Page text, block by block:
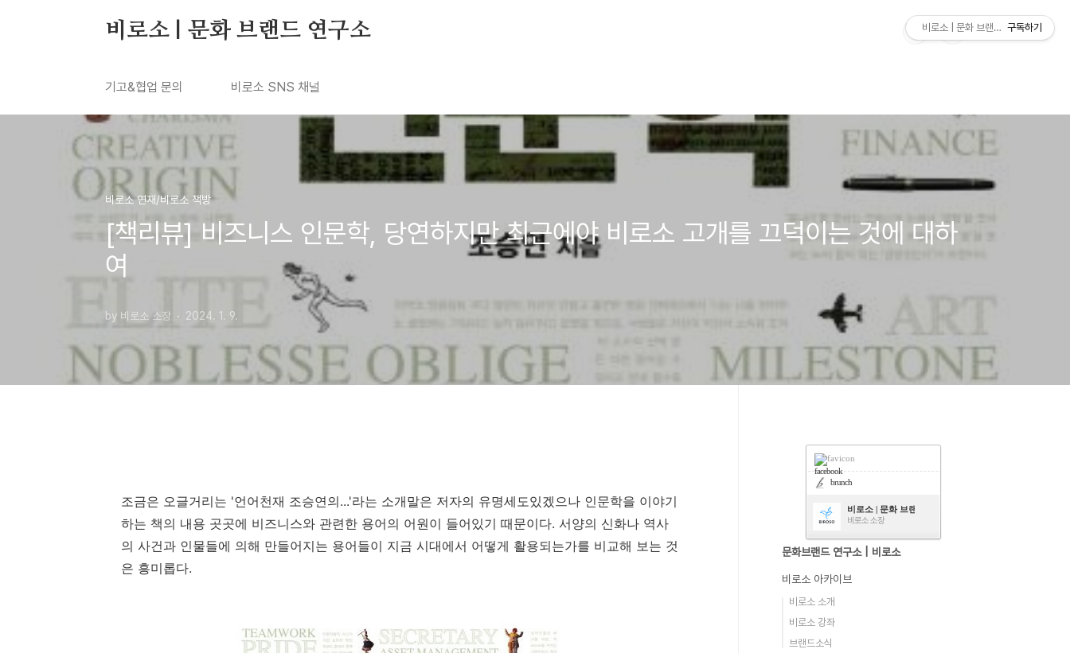
비로소 | 문화 브랜드 연구소
기고&협업 문의 비로소 SNS 채널
비로소 연재/비로소 책방
[책리뷰] 비즈니스 인문학, 당연하지만 최근에야 비로소 고개를 끄덕이는 것에 대하
여
by 비로소 소장 2024. 1. 9.
조금은 오글거리는 '언어천재 조승연의...'라는 소개말은 저자의 유명세도있겠으나 인문학을 이야기
하는 책의 내용 곳곳에 비즈니스와 관련한 용어의 어원이 들어있기 때문이다. 서양의 신화나 역사
의 사건과 인물들에 의해 만들어지는 용어들이 지금 시대에서 어떻게 활용되는가를 비교해 보는 것
은 흥미롭다.
facebook
brunch
비로소 | 문화 브랜드 연구소
비로소 소장
문화브랜드 연구소 | 비로소
비로소 아카이브
비로소 소개
비로소 강좌
브랜드소식
비로소 | 문화 브랜드 연구소
구독하기